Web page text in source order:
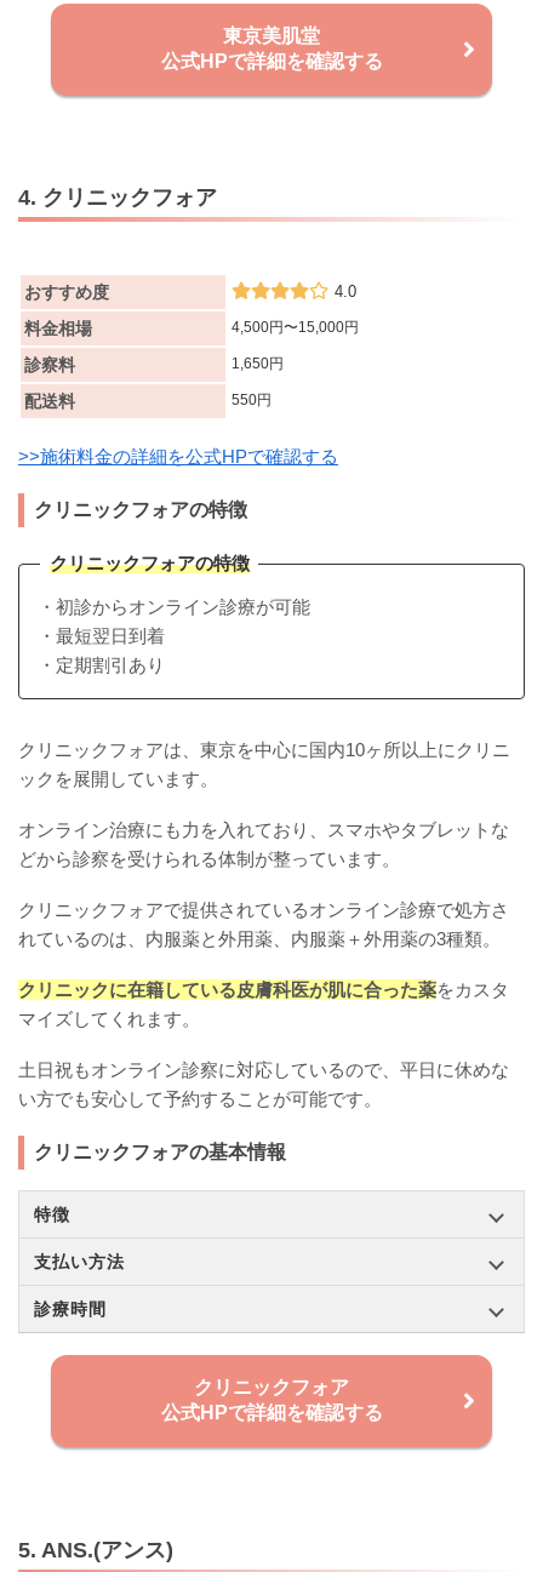
東京美肌堂
公式HPで詳細を確認する
4. クリニックフォア
おすすめ度 4.0
料金相場 4,500円〜15,000円
診察料 1,650円
配送料 550円
>>施術料金の詳細を公式HPで確認する
クリニックフォアの特徴
クリニックフォアの特徴
・初診からオンライン診療が可能
・最短翌日到着
・定期割引あり
クリニックフォアは、東京を中心に国内10ヶ所以上にクリニ
ックを展開しています。
オンライン治療にも力を入れており、スマホやタブレットな
どから診察を受けられる体制が整っています。
クリニックフォアで提供されているオンライン診療で処方さ
れているのは、内服薬と外用薬、内服薬＋外用薬の3種類。
クリニックに在籍している皮膚科医が肌に合った薬をカスタ
マイズしてくれます。
土日祝もオンライン診察に対応しているので、平日に休めな
い方でも安心して予約することが可能です。
クリニックフォアの基本情報
特徴
支払い方法
診療時間
クリニックフォア
公式HPで詳細を確認する
5. ANS.(アンス)